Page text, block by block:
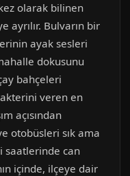
olarak bilinen
ayrılır. Bulvarın bir
ayak sesleri
dokusunu
bahçeleri
veren en
açısından
otobüsleri sık ama
saatlerinde can
içinde, ilçeye dair